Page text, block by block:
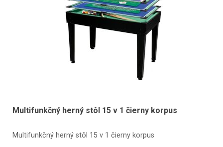
Multifunkčný herný stôl 15 v 1 čierny korpus
Multifunkčný herný stôl 15 v 1 čierny korpus